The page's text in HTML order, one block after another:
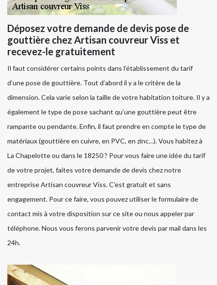
Déposez votre demande de devis pose de
gouttière chez Artisan couvreur Viss et
recevez-le gratuitement
Il faut considérer certains points dans l’établissement du tarif
d’une pose de gouttière. Tout d’abord il y a le critère de la
dimension. Cela varie selon la taille de votre habitation toiture. Il y a
également le type de pose sachant qu’une gouttière peut être
rampante ou pendante. Enfin, il faut prendre en compte le type de
matériaux (gouttière en cuivre, en PVC, en zinc…). Vous habitez à
La Chapelotte ou dans le 18250 ? Pour vous faire une idée du tarif
de votre projet, faites votre demande de devis chez notre
entreprise Artisan couvreur Viss. C’est gratuit et sans
engagement. Pour ce faire, vous pouvez utiliser le formulaire de
contact mis à votre disposition sur ce site ou nous appeler par
téléphone. Nous vous ferons parvenir votre devis par mail dans les
24h.